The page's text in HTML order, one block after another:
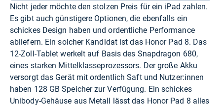
Nicht jeder möchte den stolzen Preis für ein iPad zahlen.
Es gibt auch günstigere Optionen, die ebenfalls ein
schickes Design haben und ordentliche Performance
abliefern. Ein solcher Kandidat ist das Honor Pad 8. Das
12-Zoll-Tablet werkelt auf Basis des Snapdragon 680,
eines starken Mittelklasseprozessors. Der große Akku
versorgt das Gerät mit ordentlich Saft und Nutzer:innen
haben 128 GB Speicher zur Verfügung. Ein schickes
Unibody-Gehäuse aus Metall lässt das Honor Pad 8 alles